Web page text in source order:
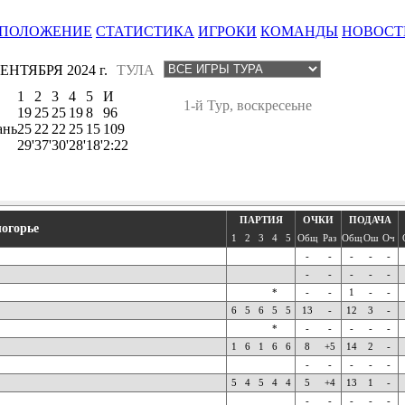
СТАТИСТИКА ИГРОКИ КОМАНДЫ
ТУЛА
2024 г.
1-й Тур, воскресеьне
1 2 3 4 5
И
19 25 25 198
96
25 22 22 25 15 109
29'37'30'28'18'2:22
ПАРТИЯ ОЧКИ
ПОДАЧА
1
2 3 4 5 Общ Раз ОбщОш Оч
-
- - -
-
-
- - -
-
*
- - 1 -
-
6
5 6 5 5 13 - 12 3
-
*
- - - -
-
1
6 1 6 6 8 +5 14 2
-
-
- - -
-
5
4 5 4 4 5 +4 13 1
-
-
- - - -